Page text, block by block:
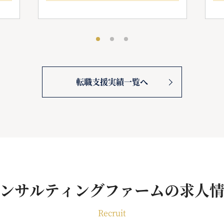
転職支援実績一覧へ
サルティングファームの求人
Recruit